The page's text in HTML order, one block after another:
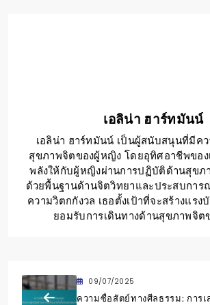
เอลิน่า ฮาร์ทมันน์
เอลิน่า ฮาร์ทมันน์ เป็นผู้สนับสนุนที่มีค
สุขภาพจิตของผู้หญิง โดยอุทิศอาชีพของ
พลังให้กับผู้หญิงผ่านการปฏิบัติด้านสุขภ
ด้วยพื้นฐานด้านจิตวิทยาและประสบการ
ความวิตกกังวล เธอตั้งเป้าที่จะสร้างแร
ยอมรับการเดินทางด้านสุขภาพจิต
09/07/2025
ความซื่อสัตย์ทางศีลธรรม: การ